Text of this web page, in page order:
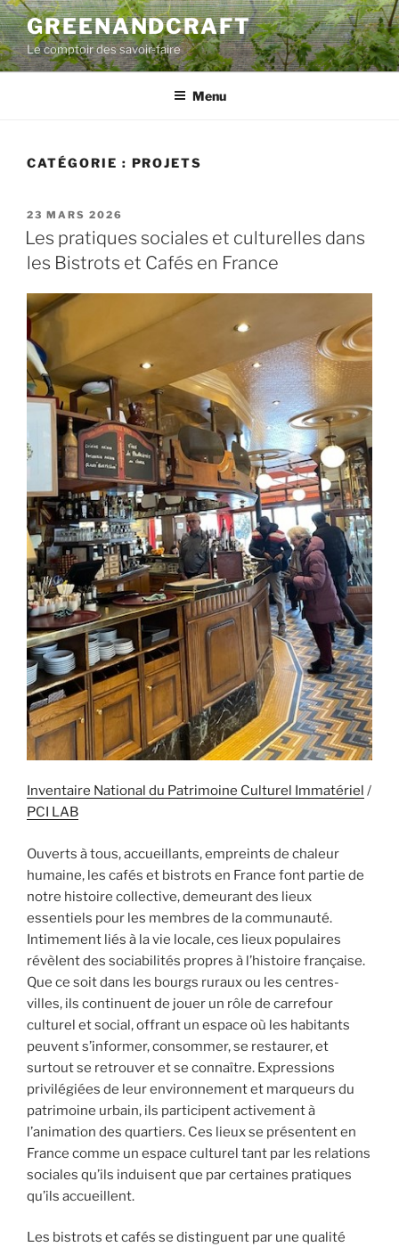
Aller
au
contenu
principal
GREENANDCRAFT
Le comptoir des savoir-faire
Menu
CATÉGORIE : PROJETS
PUBLIÉ
LE
23 MARS 2026
Les pratiques sociales et culturelles dans
les Bistrots et Cafés en France
Inventaire National du Patrimoine Culturel Immatériel /
PCI LAB
Ouverts à tous, accueillants, empreints de chaleur
humaine, les cafés et bistrots en France font partie de
notre histoire collective, demeurant des lieux
essentiels pour les membres de la communauté.
Intimement liés à la vie locale, ces lieux populaires
révèlent des sociabilités propres à l’histoire française.
Que ce soit dans les bourgs ruraux ou les centres-
villes, ils continuent de jouer un rôle de carrefour
culturel et social, offrant un espace où les habitants
peuvent s’informer, consommer, se restaurer, et
surtout se retrouver et se connaître. Expressions
privilégiées de leur environnement et marqueurs du
patrimoine urbain, ils participent activement à
l’animation des quartiers. Ces lieux se présentent en
France comme un espace culturel tant par les relations
sociales qu’ils induisent que par certaines pratiques
qu’ils accueillent.
Les bistrots et cafés se distinguent par une qualité